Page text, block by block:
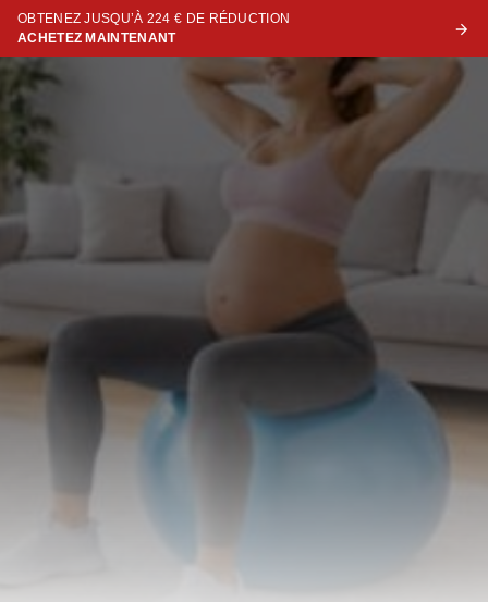
OBTENEZ JUSQU’À 224 € DE RÉDUCTION
ACHETEZ MAINTENANT